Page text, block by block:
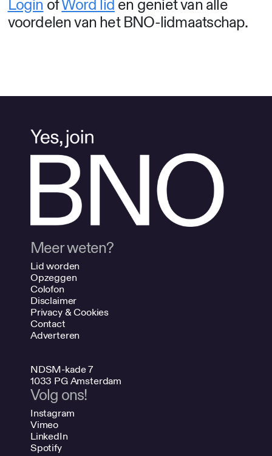
Login ofWord lid en geniet van alle
voordelen van het BNO-lidmaatschap.
Meer weten?
Lid worden
Opzeggen
Colofon
Disclaimer
Privacy & Cookies
Contact
Adverteren
NDSM-kade 7
1033 PG Amsterdam
Volg ons!
Instagram
Vimeo
LinkedIn
Spotify